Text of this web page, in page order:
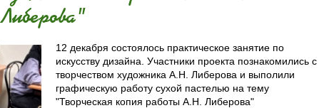
12 декабря состоялось практическое занятие по
искусству дизайна. Участники проекта познакомились с
творчеством художника А.Н. Либерова и выполили
графическую работу сухой пастелью на тему
"Творческая копия работы А.Н. Либерова"